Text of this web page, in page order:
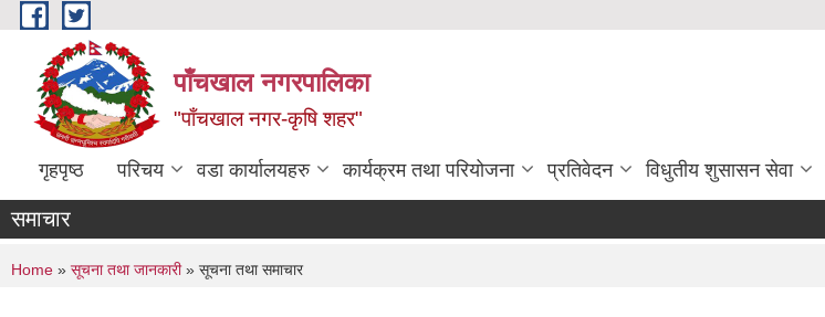
Skip to main content
पाँचखाल नगरपालिका
"पाँचखाल नगर-कृषि शहर"
गृहपृष्ठ परिचय वडा कार्यालयहरु कार्यक्रम तथा परियोजना प्रतिवेदन विधुतीय शुसासन सेवा
समाचार
You are here
Home » सूचना तथा जानकारी» सूचना तथा समाचार